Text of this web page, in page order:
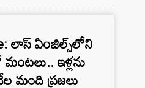
లాస్ ఏంజిల్స్‌లోని
ఇళ్లను
మంది ప్రజలు